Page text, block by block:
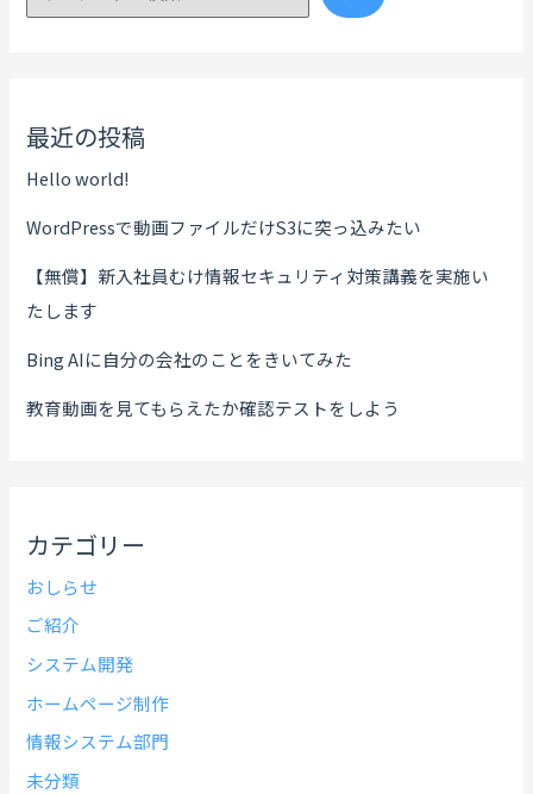
最近の投稿
Hello world!
WordPressで動画ファイルだけS3に突っ込みたい
【無償】新入社員むけ情報セキュリティ対策講義を実施い
たします
Bing AIに自分の会社のことをきいてみた
教育動画を見てもらえたか確認テストをしよう
カテゴリー
おしらせ
ご紹介
システム開発
ホームページ制作
情報システム部門
未分類